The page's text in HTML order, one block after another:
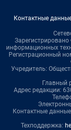
Контактные
информационных
Регистрационный
Учредитель:
Главный
Адрес редакции:
Контактные
Техподдержка: